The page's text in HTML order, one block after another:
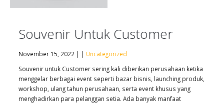
Souvenir Untuk Customer
November 15, 2022 | | Uncategorized
Souvenir untuk Customer sering kali diberikan perusahaan ketika
menggelar berbagai event seperti bazar bisnis, launching produk,
workshop, ulang tahun perusahaan, serta event khusus yang
menghadirkan para pelanggan setia. Ada banyak manfaat